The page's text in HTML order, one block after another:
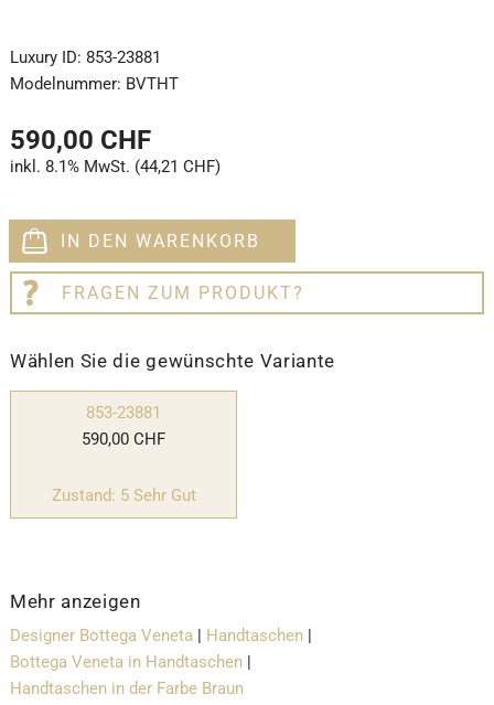
Luxury ID: 853-23881
Modelnummer: BVTHT
590,00 CHF
inkl. 8.1% MwSt. (44,21 CHF)
IN DEN WARENKORB
FRAGEN ZUM PRODUKT?
Wählen Sie die gewünschte Variante
853-23881
590,00 CHF
Zustand: 5 Sehr Gut
Mehr anzeigen
Designer Bottega Veneta Handtaschen
Bottega Veneta in Handtaschen
Handtaschen in der Farbe Braun